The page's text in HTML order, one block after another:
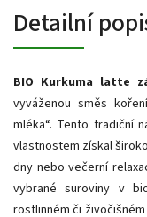
Detailní
BIO Kurkuma latte
vyváženou směs
mléka“. Tento tradiční
vlastnostem získal
dny nebo večerní
vybrané suroviny v
rostlinném či